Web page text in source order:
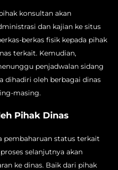
konsultan akan
dan kajian ke situs
berkas fisik kepada pihak
terkait. Kemudian,
penjadwalan sidang
dihadiri oleh berbagai dinas
masing.
Pihak Dinas
pembaharuan status terkait
selanjutnya akan
ke dinas. Baik dari pihak